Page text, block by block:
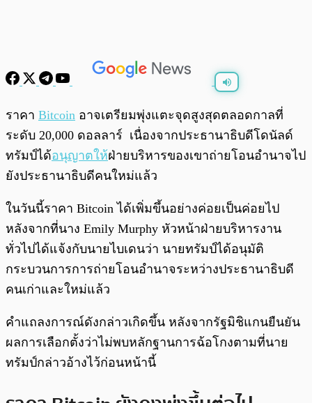
0:00
ราคา Bitcoin อาจเตรียมพุ่งแตะจุดสูงสุดตลอดกาลที่
ระดับ 20,000 ดอลลาร์ เนื่องจากประธานาธิบดีโดนัลด์
ทรัมป์ได้อนุญาตให้ฝ่ายบริหารของเขาถ่ายโอนอำนาจไป
ยังประธานาธิบดีคนใหม่แล้ว
ในวันนี้ราคา Bitcoin ได้เพิ่มขึ้นอย่างค่อยเป็นค่อยไป
หลังจากที่นาง Emily Murphy หัวหน้าฝ่ายบริหารงาน
ทั่วไปได้แจ้งกับนายไบเดนว่า นายทรัมป์ได้อนุมัติ
กระบวนการการถ่ายโอนอำนาจระหว่างประธานาธิบดี
คนเก่าและใหม่แล้ว
คำแถลงการณ์ดังกล่าวเกิดขึ้น หลังจากรัฐมิชิแกนยืนยัน
ผลการเลือกตั้งว่าไม่พบหลักฐานการฉ้อโกงตามที่นาย
ทรัมป์กล่าวอ้างไว้ก่อนหน้านี้